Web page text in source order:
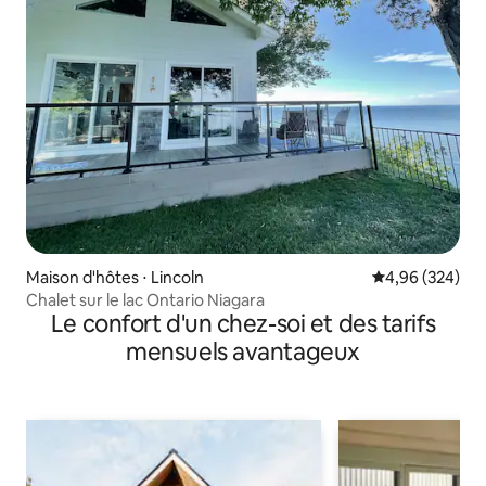
Maison d'hôtes ⋅ Lincoln Évaluation
4,96 (324)
Chalet sur le lac Ontario Niagara
Le confort d'un chez-soi et des tarifs
mensuels avantageux